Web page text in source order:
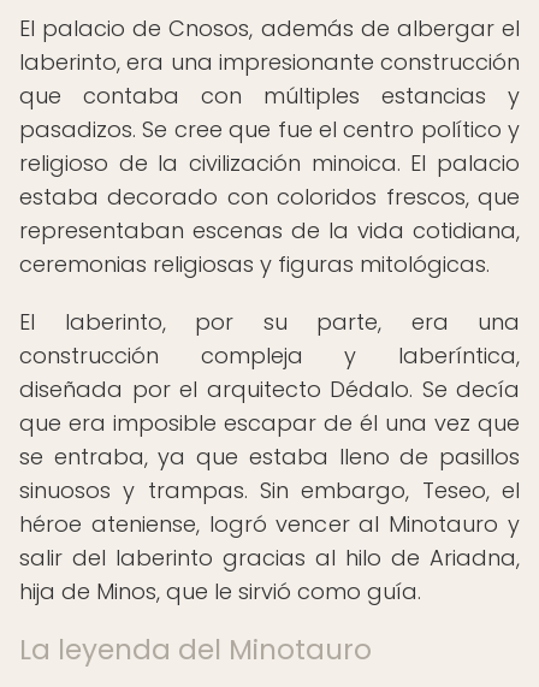
El palacio de Cnosos, además de albergar el
laberinto, era una impresionante construcción
que contaba con múltiples estancias y
pasadizos. Se cree que fue el centro político y
religioso de la civilización minoica. El palacio
estaba decorado con coloridos frescos, que
representaban escenas de la vida cotidiana,
ceremonias religiosas y figuras mitológicas.
El laberinto, por su parte, era una
construcción compleja y laberíntica,
diseñada por el arquitecto Dédalo. Se decía
que era imposible escapar de él una vez que
se entraba, ya que estaba lleno de pasillos
sinuosos y trampas. Sin embargo, Teseo, el
héroe ateniense, logró vencer al Minotauro y
salir del laberinto gracias al hilo de Ariadna,
hija de Minos, que le sirvió como guía.
La leyenda del Minotauro